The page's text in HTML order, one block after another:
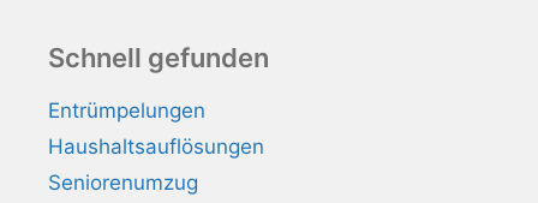
Schnell gefunden
Entrümpelungen
Haushaltsauflösungen
Seniorenumzug